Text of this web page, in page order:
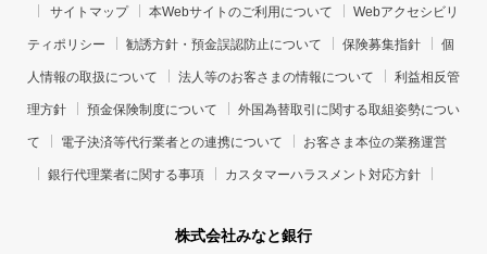
務の履行のため
市場調査、ならびにデータ分析やアンケートの実施
や開発のため
お電話によるご案内やダイレクトメールの発送等、
サイトマップ 本Webサイトのご利用について Webアクセシビリ
ティポリシー 勧誘方針・預金誤認防止について 保険募集指針 個
人情報の取扱について 法人等のお客さまの情報について 利益相反管
理方針 預金保険制度について 外国為替取引に関する取組姿勢につい
て 電子決済等代行業者との連携について お客さま本位の業務運営
銀行代理業者に関する事項 カスタマーハラスメント対応方針
株式会社みなと銀行